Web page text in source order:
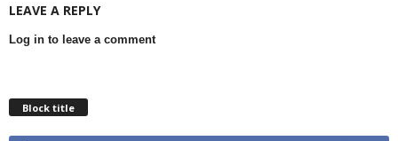
LEAVE A REPLY
Log in to leave a comment
Block title